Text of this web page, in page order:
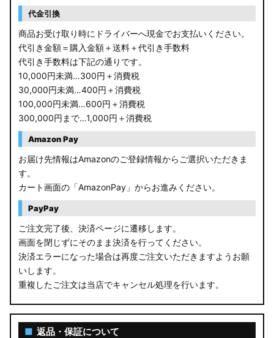
RP6/7 ステップワゴン
RP1/2 RP3/4 ステップワゴン/スパーダ
RK5/6 ステップワゴンスパーダ
RC1/2 オデッセイ
GB5〜8 フリード
GR フィット
GP5/6 GK3〜6 フィット
MK53S スペーシアカスタム
MA37S/MA27S ソリオ / ソリオ バンディット
MA26S/MA36S ソリオ
ZC33S スイフトスポーツ
LA650S タントカスタム
代金引換
商品お受け取り時にドライバーへ現金でお支払いください。
代引き金額＝購入金額＋送料＋代引き手数料
代引き手数料は下記の通りです。
10,000円未満…300円＋消費税
30,000円未満…400円＋消費税
100,000円未満…600円＋消費税
300,000円まで…1,000円＋消費税
Amazon Pay
お届け先情報はAmazonのご登録情報からご選択いただきま
す。
カート画面の「AmazonPay」からお進みください。
PayPay
ご注文完了後、決済ページに遷移します。
画面を閉じずにそのまま決済を行ってください。
決済エラーになった場合は再度ご注文いただきますようお願
いします。
重複したご注文は当店でキャンセル処理を行います。
■ 返品・保証について